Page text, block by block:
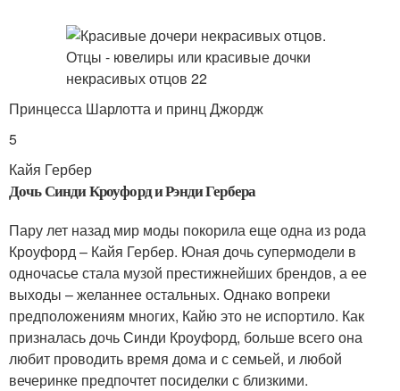
Принцесса Шарлотта и принц Джордж
5
Кайя Гербер
Дочь Синди Кроуфорд и Рэнди Гербера
Пару лет назад мир моды покорила еще одна из рода
Кроуфорд – Кайя Гербер. Юная дочь супермодели в
одночасье стала музой престижнейших брендов, а ее
выходы – желаннее остальных. Однако вопреки
предположениям многих, Кайю это не испортило. Как
призналась дочь Синди Кроуфорд, больше всего она
любит проводить время дома и с семьей, и любой
вечеринке предпочтет посиделки с близкими.